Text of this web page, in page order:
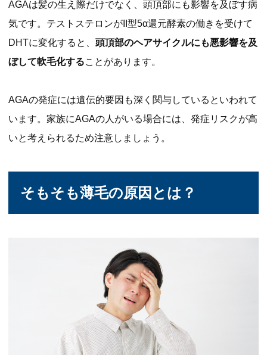
AGAは髪の生え際だけでなく、頭頂部にも影響を及ぼす病
気です。テストステロンがII型5α還元酵素の働きを受けて
DHTに変化すると、 頭頂部のヘアサイクルにも悪影響を及
ぼして軟毛化することがあります。
AGAの発症には遺伝的要因も深く関与しているといわれて
います。家族にAGAの人がいる場合には、発症リスクが高
いと考えられるため注意しましょう。
そもそも薄毛の原因とは？